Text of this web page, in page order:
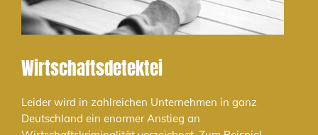
Wirtschaftsdetektei
Leider wird in zahlreichen Unternehmen in ganz
Deutschland ein enormer Anstieg an